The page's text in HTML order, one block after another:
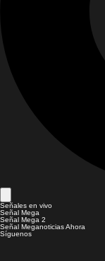
Señales en vivo
Señal Mega
Señal Mega 2
Señal Meganoticias Ahora
Síguenos